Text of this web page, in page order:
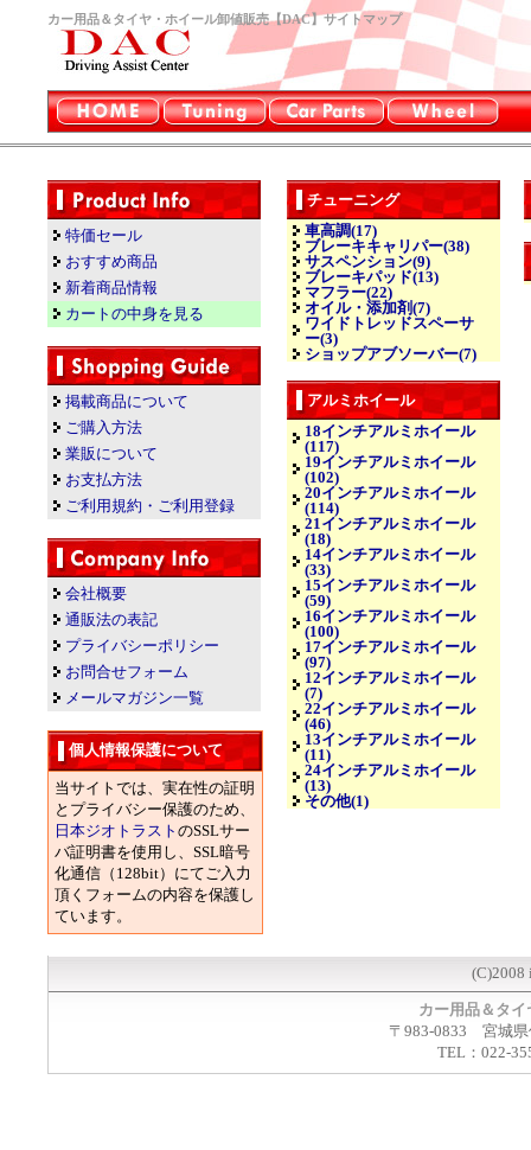
カー用品＆タイヤ・ホイール卸値販売【DAC】サイトマップ
特価セール
おすすめ商品
新着商品情報
カートの中身を見る
掲載商品について
ご購入方法
業販について
お支払方法
ご利用規約・ご利用登録
会社概要
通販法の表記
プライバシーポリシー
お問合せフォーム
メールマガジン一覧
個人情報保護について
当サイトでは、実在性の証明
とプライバシー保護のため、
日本ジオトラスト のSSLサー
バ証明書を使用し、SSL暗号
化通信（128bit）にてご入力
頂くフォームの内容を保護し
ています。
チューニング
車高調(17)
ブレーキキャリパー(38)
サスペンション(9)
ブレーキパッド(13)
マフラー(22)
オイル・添加剤(7)
ワイドトレッドスペーサ
ー(3)
ショップアブソーバー(7)
アルミホイール
18インチアルミホイール
(117)
19インチアルミホイール
(102)
20インチアルミホイール
(114)
21インチアルミホイール
(18)
14インチアルミホイール
(33)
15インチアルミホイール
(59)
16インチアルミホイール
(100)
17インチアルミホイール
(97)
12インチアルミホイール
(7)
22インチアルミホイール
(46)
13インチアルミホイール
(11)
24インチアルミホイール
(13)
その他(1)
(C)2008
カー用品＆タ
〒983-0833 宮城県
TEL：022-